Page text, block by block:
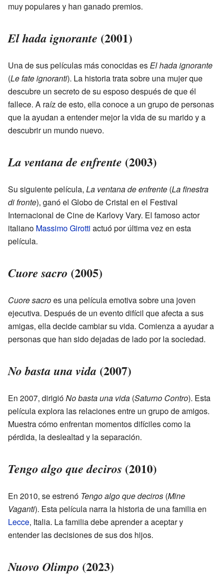
muy populares y han ganado premios.
El hada ignorante (2001)
Una de sus películas más conocidas esEl hada ignorante
(Le fate ignoranti). La historia trata sobre una mujer que
descubre un secreto de su esposo después de que él
fallece. A raíz de esto, ella conoce a un grupo de personas
que la ayudan a entender mejor la vida de su marido y a
descubrir un mundo nuevo.
La ventana de enfrente (2003)
Su siguiente película, La ventana de enfrente (La finestra
di fronte), ganó el Globo de Cristal en el Festival
Internacional de Cine de Karlovy Vary. El famoso actor
italiano Massimo Girotti actuó por última vez en esta
película.
Cuore sacro (2005)
Cuore sacroes una película emotiva sobre una joven
ejecutiva. Después de un evento difícil que afecta a sus
amigas, ella decide cambiar su vida. Comienza a ayudar a
personas que han sido dejadas de lado por la sociedad.
No basta una vida (2007)
En 2007, dirigióNo basta una vida (Saturno Contro). Esta
película explora las relaciones entre un grupo de amigos.
Muestra cómo enfrentan momentos difíciles como la
pérdida, la deslealtad y la separación.
Tengo algo que deciros (2010)
En 2010, se estrenó Tengo algo que deciros (Mine
Vaganti). Esta película narra la historia de una familia en
Lecce, Italia. La familia debe aprender a aceptar y
entender las decisiones de sus dos hijos.
Nuovo Olimpo (2023)